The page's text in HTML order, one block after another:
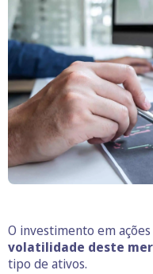
O investimento em
volatilidade deste
tipo de ativos.